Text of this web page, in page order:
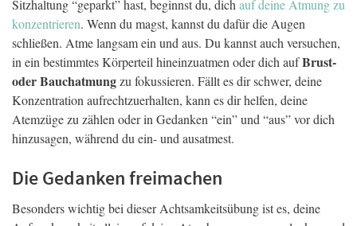
Sitzhaltung “geparkt” hast, beginnst du, dich auf deine Atmung zu
konzentrieren. Wenn du magst, kannst du dafür die Augen
schließen. Atme langsam ein und aus. Du kannst auch versuchen,
in ein bestimmtes Körperteil hineinzuatmen oder dich aufBrust-
oder Bauchatmungzu fokussieren. Fällt es dir schwer, deine
Konzentration aufrechtzuerhalten, kann es dir helfen, deine
Atemzüge zu zählen oder in Gedanken “ein” und “aus” vor dich
hinzusagen, während du ein- und ausatmest.
Die Gedanken freimachen
Besonders wichtig bei dieser Achtsamkeitsübung ist es, deine